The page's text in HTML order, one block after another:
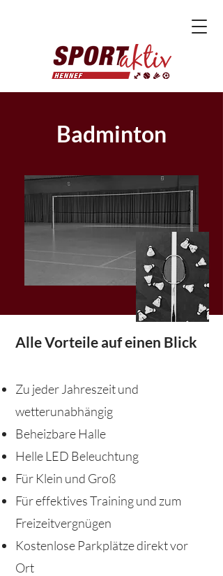
Badminton
Alle Vorteile auf einen Blick
Zu jeder Jahreszeit und
wetterunabhängig
Beheizbare Halle
Helle LED Beleuchtung
Für Klein und Groß
Für effektives Training und zum
Freizeitvergnügen
Kostenlose Parkplätze direkt vor
Ort